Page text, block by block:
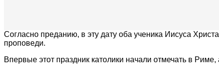
Согласно преданию, в эту дату оба ученика Иисуса
проповеди.
Впервые этот праздник католики начали отмечать в